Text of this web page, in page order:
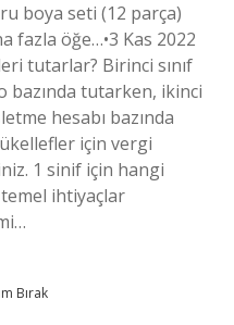
boya seti (12 parça)
fazla öğe…•3 Kas 2022
tutarlar? Birinci sınıf
tutarken, ikinci
hesabı bazında
için vergi
1 sinif için hangi
temel ihtiyaçlar
Bırak